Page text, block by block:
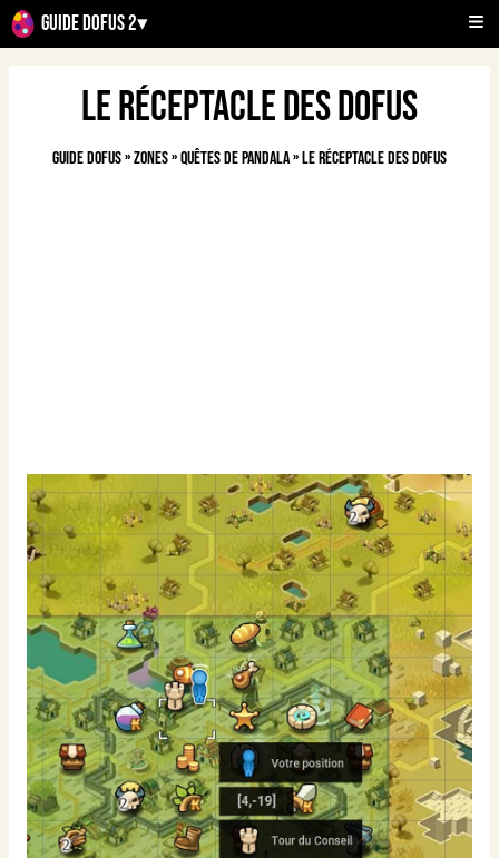
Guide Dofus 2▾
Le réceptacle des Dofus
Guide Dofus»Zones»Quêtes de Pandala»Le réceptacle des Dofus